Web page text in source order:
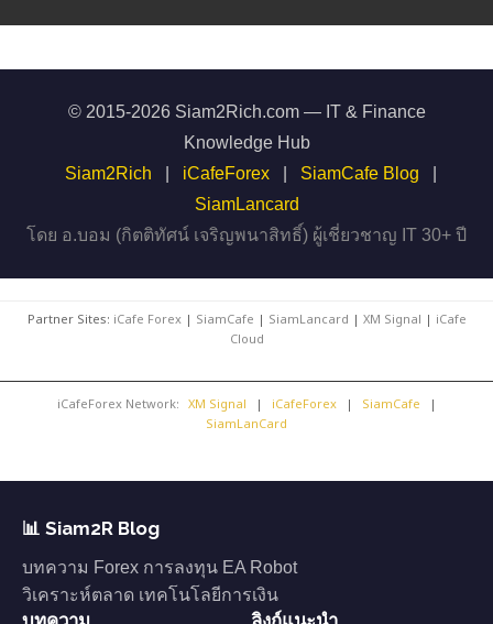
© 2015-2026 Siam2Rich.com — IT & Finance
Knowledge Hub
Siam2Rich
iCafeForex SiamCafe Blog
SiamLancard
โดย อ.บอม (กิตติทัศน์ เจริญพนาสิทธิ์) ผู้เชี่ยวชาญ IT 30+ ปี
Partner Sites: iCafe Forex| SiamCafe | SiamLancard | XM Signal | iCafe
Cloud
iCafeForex Network: XM Signal | iCafeForex | SiamCafe
|
SiamLanCard
📊 Siam2R Blog
บทความ Forex การลงทุน EA Robot
วิเคราะห์ตลาด เทคโนโลยีการเงิน